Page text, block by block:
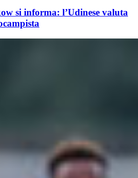
si informa: l’Udinese valuta